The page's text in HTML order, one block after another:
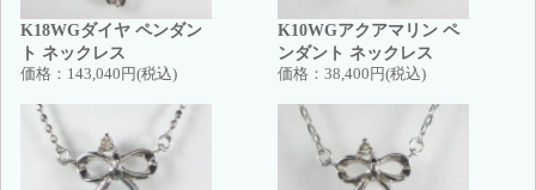
K18WGダイヤ ペンダン
ト ネックレス
価格： 143,040円(税込)
K10WGアクアマリン ペ
ンダント ネックレス
価格： 38,400円(税込)